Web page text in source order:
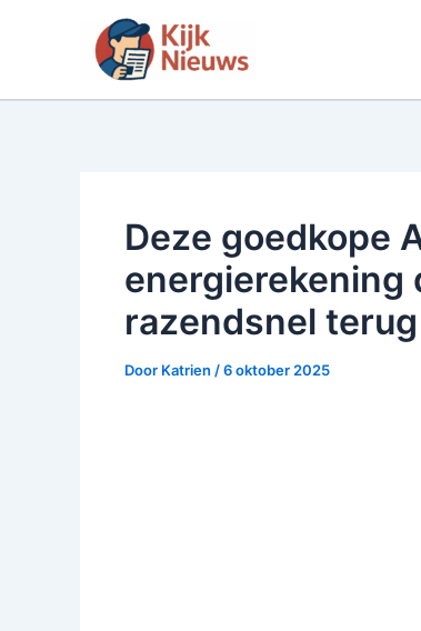
inhoud
Deze goedkope
energierekening
razendsnel terug
Door Katrien /6 oktober 2025